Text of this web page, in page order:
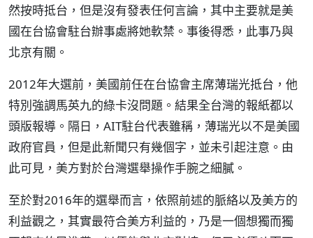
然按時抵台，但是沒有發表任何言論，其中主要就是美
國在台協會駐台辦事處將她軟禁。事後得悉，此事乃與
北京有關。
2012年大選前，美國前任在台協會主席薄瑞光抵台，他
特別強調馬英九的綠卡沒問題。結果全台灣的報紙都以
頭版報導。隔日，AIT駐台代表雖稱，薄瑞光以不是美國
政府官員，但是此新聞只有幾個字，並未引起注意。由
此可見，美方對於台灣選舉操作手腕之細膩。
至於對2016年的選舉而言，依照前述的脈絡以及美方的
利益觀之，其實最符合美方利益的，乃是一個想獨而獨